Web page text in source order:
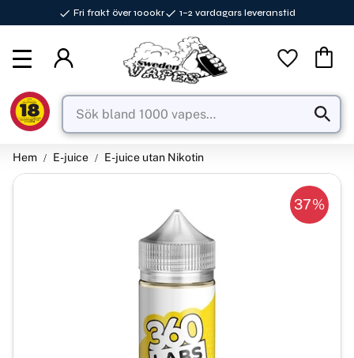
Fri frakt över 1000kr 1–2 vardagars leveranstid
Favoriter
Hem E-juice E-juice utan Nikotin
37%